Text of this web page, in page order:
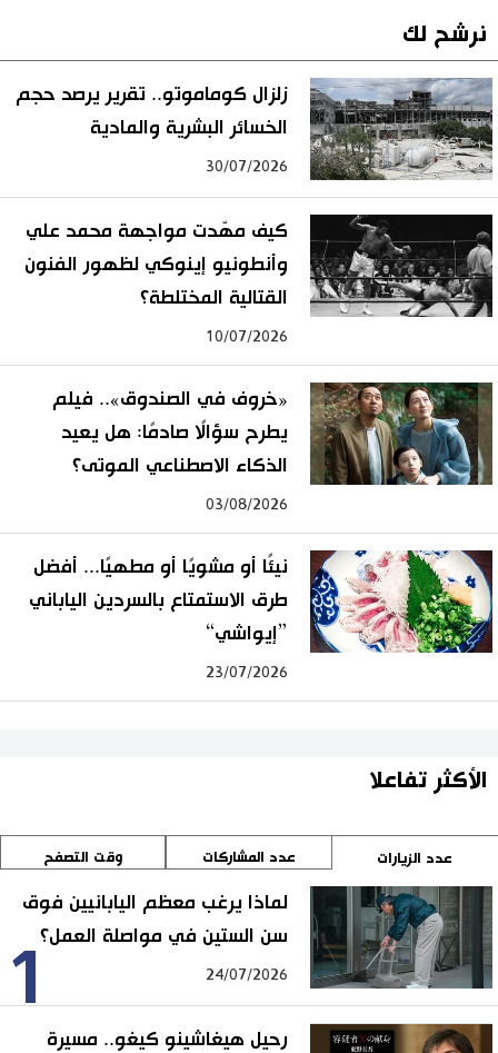
نرشح لك
زلزال كوماموتو.. تقرير يرصد حجم
الخسائر البشرية والمادية
30/07/2026
كيف مهّدت مواجهة محمد علي
وأنطونيو إينوكي لظهور الفنون
القتالية المختلطة؟
10/07/2026
«خروف في الصندوق».. فيلم
يطرح سؤالًا صادمًا: هل يعيد
الذكاء الاصطناعي الموتى؟
03/08/2026
نيئًا أو مشويًا أو مطهيًا... أفضل
طرق الاستمتاع بالسردين الياباني
”إيواشي“
23/07/2026
الأكثر تفاعلا
عدد الزيارات عدد المشاركات وقت التصفح
1
لماذا يرغب معظم اليابانيين فوق
سن الستين في مواصلة العمل؟
24/07/2026
رحيل هيغاشينو كيغو.. مسيرة